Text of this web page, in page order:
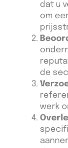
dat u
om
de
werk